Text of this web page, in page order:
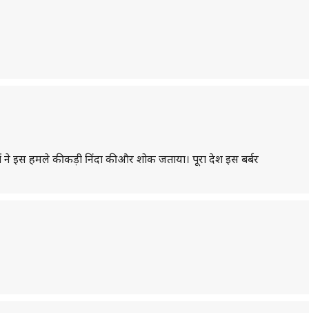
हमले की कड़ी निंदा की और शोक जताया। पूरा देश इस बर्बर